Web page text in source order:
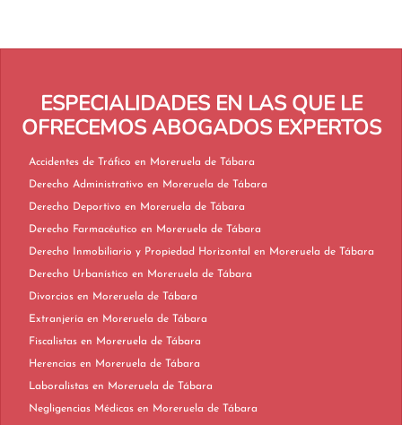
ESPECIALIDADES EN LAS QUE LE
OFRECEMOS ABOGADOS EXPERTOS
Accidentes de Tráfico en Moreruela de Tábara
Derecho Administrativo en Moreruela de Tábara
Derecho Deportivo en Moreruela de Tábara
Derecho Farmacéutico en Moreruela de Tábara
Derecho Inmobiliario y Propiedad Horizontal en Moreruela de Tábara
Derecho Urbanístico en Moreruela de Tábara
Divorcios en Moreruela de Tábara
Extranjería en Moreruela de Tábara
Fiscalistas en Moreruela de Tábara
Herencias en Moreruela de Tábara
Laboralistas en Moreruela de Tábara
Negligencias Médicas en Moreruela de Tábara